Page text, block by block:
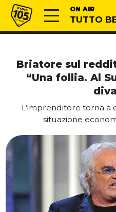
Vai al contenuto
Radio 105 ON AIR
TUTTO
Briatore sul
“Una follia. Al
L’imprenditore torna a
situazione